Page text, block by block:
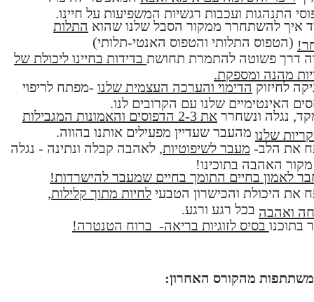
התנהגות ועכבות רגשיות המשפיעות על חיינו.
איך להשתחרר ממקור הסבל שלנו שהוא התלות
(הטפוס התלותי והטפוס האנטי-תלותי)
דרך פשוטה להתמרת תחושת בדידות בחיינו ליכולת של
מהנה ומספקת.
לחיזוק הדימוי והערכה העצמית שלנו -מפתח לריפוי
האינטימיים שלנו עם הקרובים לנו.
נגלה ונשחרר את 2-3 הדפוסים והאמונות המגבילות
שלנו מהעבר שעדיין מפעילים אותנו בהווה.
את הלב- מעבר לשיפוטיות, לאהבה קבלה ונתינה - נגלה
האהבה בתוכינו!
לאמון בחיים התומך בחיים שמעבר להישרדות!
את היכולת והכישרון הטבעי לחיות מתוך קלילות,
ואהבה בכל רגע ורגע.
בתוכנו בסיס לזוגיות בריאה- ברוח הטנטרה!
מהקורס האחרון: